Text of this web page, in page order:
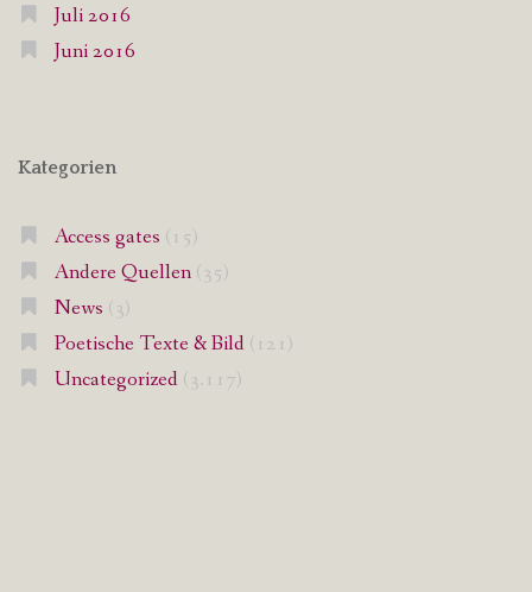
Juli 2016
Juni 2016
Kategorien
Access gates (15)
Andere Quellen(35)
News (3)
Poetische Texte & Bild (121)
Uncategorized (3.117)